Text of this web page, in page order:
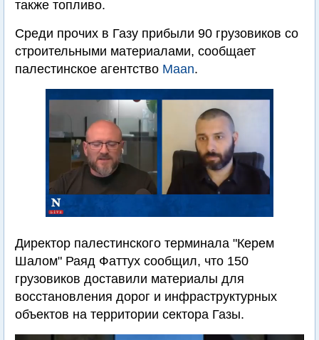
также топливо.
Среди прочих в Газу прибыли 90 грузовиков со
строительными материалами, сообщает
палестинское агентство Maan.
Директор палестинского терминала "Керем
Шалом" Раяд Фаттух сообщил, что 150
грузовиков доставили материалы для
восстановления дорог и инфраструктурных
объектов на территории сектора Газы.